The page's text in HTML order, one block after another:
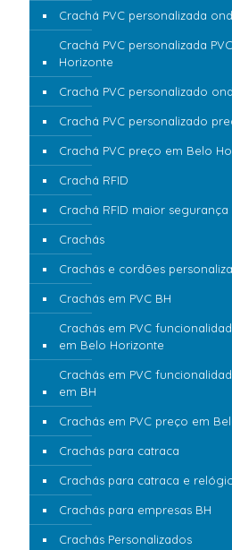
Crachá PVC personalizada
Crachá PVC personalizada
Horizonte
Crachá PVC personalizado
Crachá PVC personalizado
Crachá PVC preço em Belo
Crachá RFID
Crachá RFID maior
Crachás
Crachás e cordões
Crachás em PVC BH
Crachás em PVC
em Belo Horizonte
Crachás em PVC
em BH
Crachás em PVC preço em
Crachás para catraca
Crachás para catraca e
Crachás para empresas BH
Crachás Personalizados